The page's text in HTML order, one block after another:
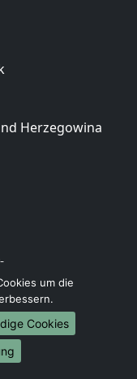
Herzegowina
um die
Cookies